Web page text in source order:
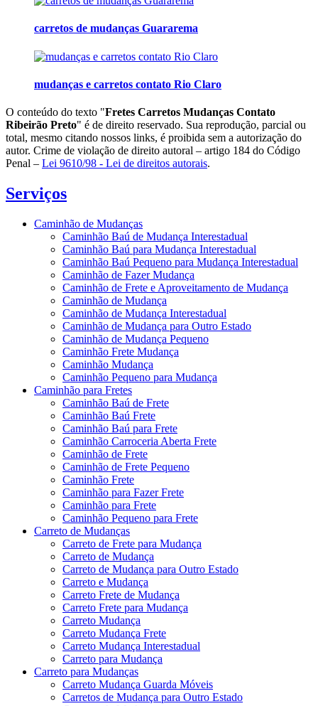
carretos de mudanças Guararema
mudanças e carretos contato Rio Claro
O conteúdo do texto "Fretes Carretos Mudanças Contato
Ribeirão Preto" é de direito reservado. Sua reprodução, parcial ou
total, mesmo citando nossos links, é proibida sem a autorização do
autor. Crime de violação de direito autoral – artigo 184 do Código
Penal – Lei 9610/98 - Lei de direitos autorais.
Serviços
Caminhão de Mudanças
Caminhão Baú de Mudança Interestadual
Caminhão Baú para Mudança Interestadual
Caminhão Baú Pequeno para Mudança Interestadual
Caminhão de Fazer Mudança
Caminhão de Frete e Aproveitamento de Mudança
Caminhão de Mudança
Caminhão de Mudança Interestadual
Caminhão de Mudança para Outro Estado
Caminhão de Mudança Pequeno
Caminhão Frete Mudança
Caminhão Mudança
Caminhão Pequeno para Mudança
Caminhão para Fretes
Caminhão Baú de Frete
Caminhão Baú Frete
Caminhão Baú para Frete
Caminhão Carroceria Aberta Frete
Caminhão de Frete
Caminhão de Frete Pequeno
Caminhão Frete
Caminhão para Fazer Frete
Caminhão para Frete
Caminhão Pequeno para Frete
Carreto de Mudanças
Carreto de Frete para Mudança
Carreto de Mudança
Carreto de Mudança para Outro Estado
Carreto e Mudança
Carreto Frete de Mudança
Carreto Frete para Mudança
Carreto Mudança
Carreto Mudança Frete
Carreto Mudança Interestadual
Carreto para Mudança
Carreto para Mudanças
Carreto Mudança Guarda Móveis
Carretos de Mudança para Outro Estado